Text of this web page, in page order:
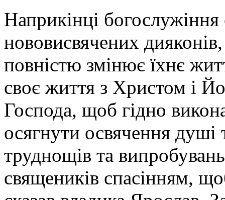
Наприкінці богослужіння
нововисвячених
повністю змінює їхнє
своє життя з Христом і
Господа, щоб гідно
осягнути освячення душі
труднощів та
священиків спасінням,